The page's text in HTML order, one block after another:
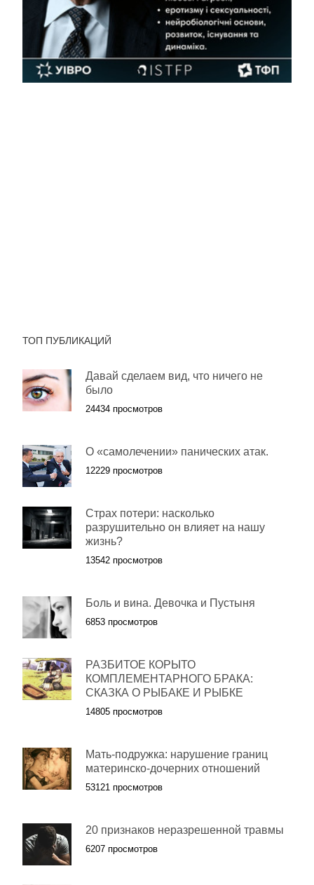
ТОП ПУБЛИКАЦИЙ
Давай сделаем вид, что ничего не
было
24434 просмотров
О «самолечении» панических атак.
12229 просмотров
Страх потери: насколько
разрушительно он влияет на нашу
жизнь?
13542 просмотров
Боль и вина. Девочка и Пустыня
6853 просмотров
РАЗБИТОЕ КОРЫТО
КОМПЛЕМЕНТАРНОГО БРАКА:
СКАЗКА О РЫБАКЕ И РЫБКЕ
14805 просмотров
Мать-подружка: нарушение границ
материнско-дочерних отношений
53121 просмотров
20 признаков неразрешенной травмы
6207 просмотров